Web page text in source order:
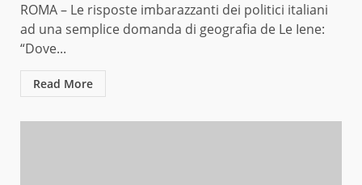
ROMA – Le risposte imbarazzanti dei politici italiani
ad una semplice domanda di geografia de Le Iene:
“Dove...
Read More